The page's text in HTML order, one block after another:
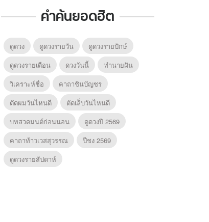
คำค้นยอดฮิต
ดูดวง ดูดวงรายวัน
ดูดวงรายปักษ์
ดูดวงรายเดือน
ดวงวันนี้
ทํานายฝัน
วิเคราะห์ชื่อ
คาถาชินบัญชร
ตัดผมวันไหนดี
ตัดเล็บวันไหนดี
บทสวดมนต์ก่อนนอน
ดูดวงปี 2569
คาถาท้าวเวสสุวรรณ
ปีชง 2569
ดูดวงรายสัปดาห์